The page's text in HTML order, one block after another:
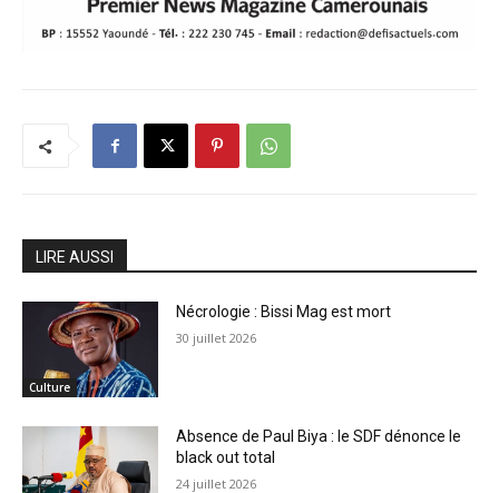
LIRE AUSSI
Culture
Nécrologie : Bissi Mag est mort
30 juillet 2026
Absence de Paul Biya : le SDF dénonce le
black out total
24 juillet 2026